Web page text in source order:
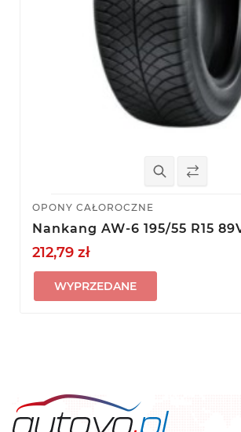
OPONY CAŁOROCZNE
Nankang AW-6 195/55 R15
212,79 zł
WYPRZEDANE